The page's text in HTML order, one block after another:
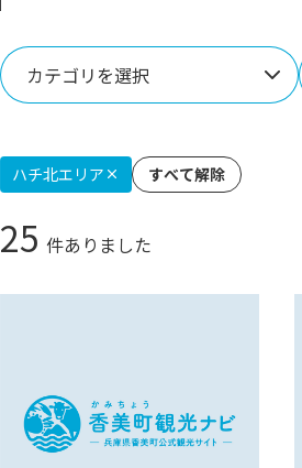
カテゴリを選択
ハチ北エリア すべて解除
25 件ありました